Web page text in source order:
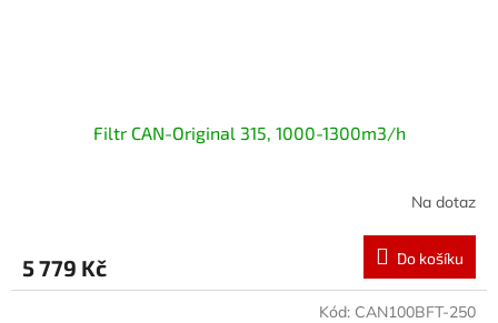
Filtr CAN-Original 315, 1000-1300m3/h
Na dotaz
5 779 Kč Do košíku
Kód: CAN100BFT-250